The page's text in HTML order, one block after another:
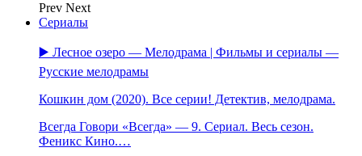
Prev Next
Сериалы
▶️ Лесное озеро — Мелодрама | Фильмы и сериалы —
Русские мелодрамы
Кошкин дом (2020). Все серии! Детектив, мелодрама.
Всегда Говори «Всегда» — 9. Сериал. Весь сезон.
Феникс Кино.…